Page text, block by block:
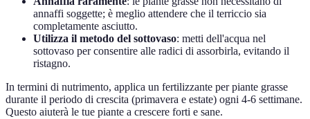
annaffi soggette; è meglio attendere che il terriccio sia
completamente asciutto.
Utilizza il metodo del sottovaso: metti dell'acqua nel
sottovaso per consentire alle radici di assorbirla, evitando il
ristagno.
In termini di nutrimento, applica un fertilizzante per piante grasse
durante il periodo di crescita (primavera e estate) ogni 4-6 settimane.
Questo aiuterà le tue piante a crescere forti e sane.